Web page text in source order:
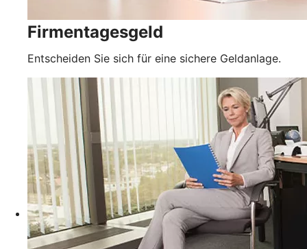
Firmentagesgeld
Entscheiden Sie sich für eine sichere Geldanlage.